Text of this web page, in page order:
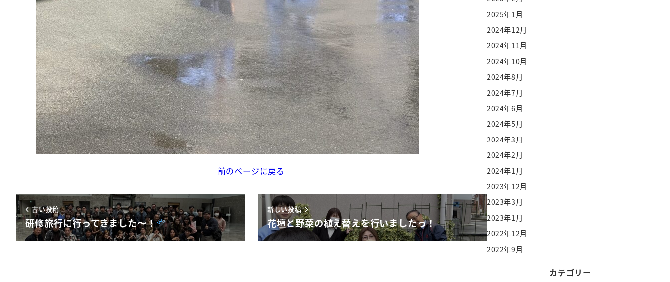
前のページに戻る
古い投稿
研修旅行に行ってきました〜！
新しい投稿
花壇と野菜の植え替えを行いましたっ！
2025年1月
2024年12月
2024年11月
2024年10月
2024年8月
2024年7月
2024年6月
2024年5月
2024年3月
2024年2月
2024年1月
2023年12月
2023年3月
2023年1月
2022年12月
2022年9月
カテゴリー